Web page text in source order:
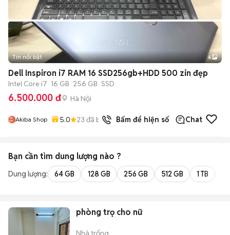
+2
Tin nổi bật 6
Dell Inspiron i7 RAM 16 SSD256gb+HDD 500 zin đẹp
Intel Core i7 16 GB 256 GB SSD
6.500.000 đ Hà Nội
Akiba Shop 5.0 23 đã bán Bấm để hiện số Chat
Bạn cần tìm dung lượng nào ?
Dung lượng: 64 GB 128 GB 256 GB 512 GB 1 TB
phòng trọ cho nữ
Nhà trống